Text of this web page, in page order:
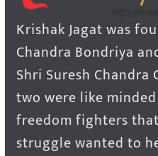
Krishak Jagat was
Chandra Bondriya
Shri Suresh Chandra
two were like
freedom fighters
struggle wanted to